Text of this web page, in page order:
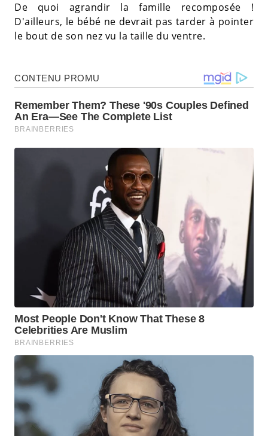
De quoi agrandir la famille recomposée !
D'ailleurs, le bébé ne devrait pas tarder à pointer
le bout de son nez vu la taille du ventre.